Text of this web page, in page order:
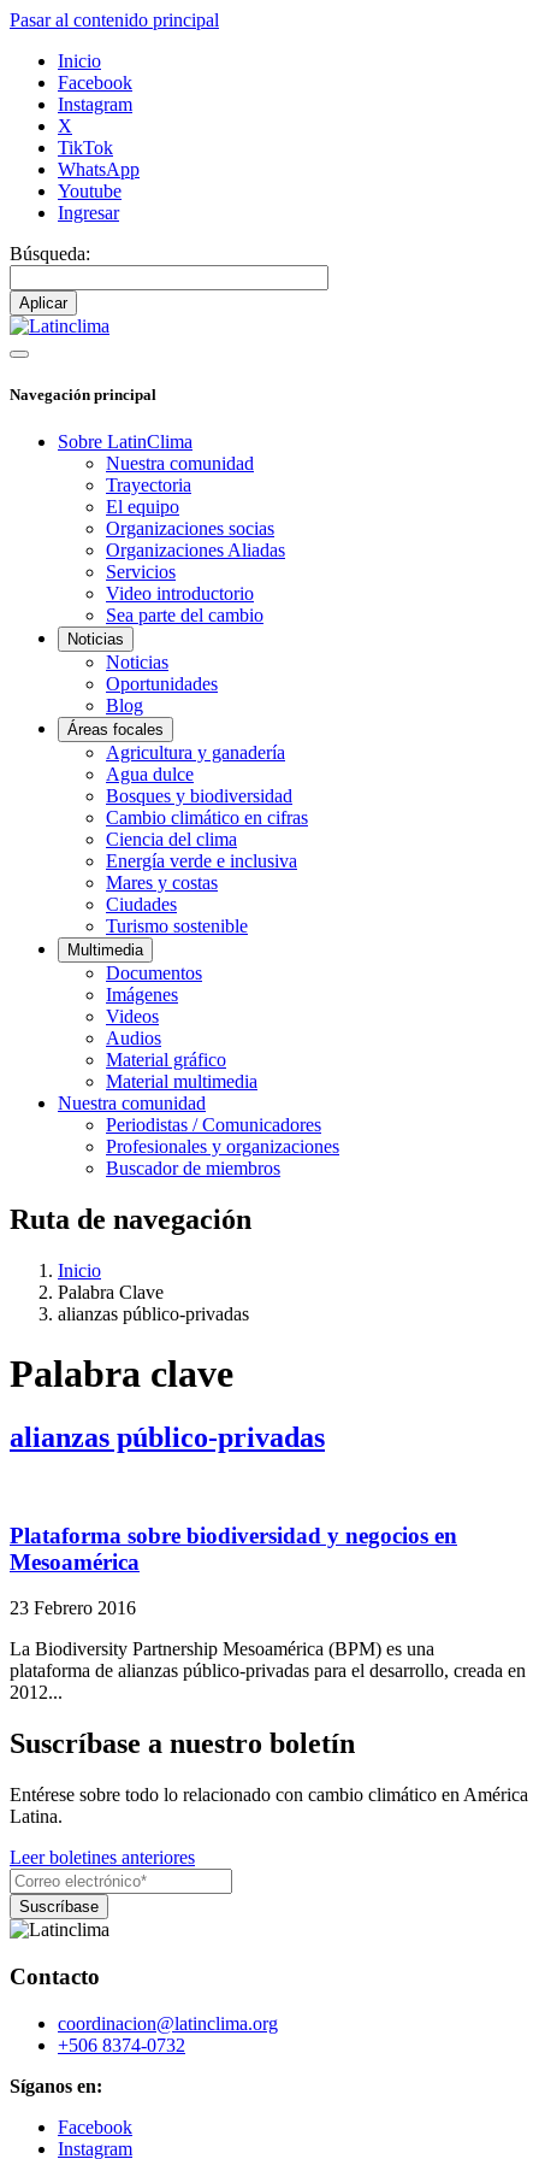
Pasar al contenido principal
Inicio
Facebook
Instagram
X
TikTok
WhatsApp
Youtube
Ingresar
Búsqueda:
Navegación principal
Sobre LatinClima
Nuestra comunidad
Trayectoria
El equipo
Organizaciones socias
Organizaciones Aliadas
Servicios
Video introductorio
Sea parte del cambio
Noticias
Noticias
Oportunidades
Blog
Áreas focales
Agricultura y ganadería
Agua dulce
Bosques y biodiversidad
Cambio climático en cifras
Ciencia del clima
Energía verde e inclusiva
Mares y costas
Ciudades
Turismo sostenible
Multimedia
Documentos
Imágenes
Videos
Audios
Material gráfico
Material multimedia
Nuestra comunidad
Periodistas / Comunicadores
Profesionales y organizaciones
Buscador de miembros
Ruta de navegación
Inicio
Palabra Clave
alianzas público-privadas
Palabra clave
alianzas público-privadas
Plataforma sobre biodiversidad y negocios en
Mesoamérica
23 Febrero 2016
La Biodiversity Partnership Mesoamérica (BPM) es una
plataforma de alianzas público-privadas para el desarrollo, creada en
2012...
Suscríbase a nuestro boletín
Entérese sobre todo lo relacionado con cambio climático en América
Latina.
Leer boletines anteriores
Contacto
coordinacion@latinclima.org
+506 8374-0732
Síganos en:
Facebook
Instagram